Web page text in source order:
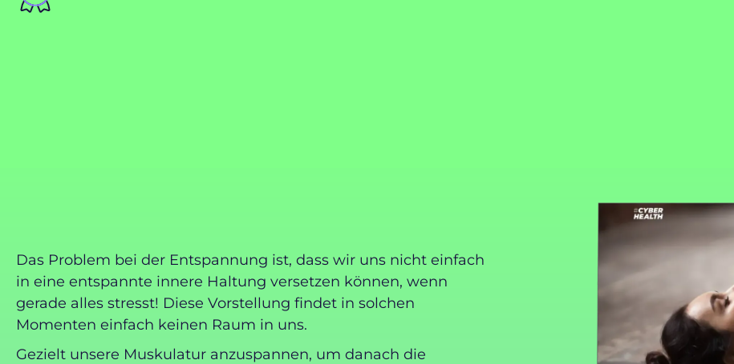
Das Problem bei der Entspannung ist, dass wir uns nicht einfach
in eine entspannte innere Haltung versetzen können, wenn
gerade alles stresst! Diese Vorstellung findet in solchen
Momenten einfach keinen Raum in uns.
Gezielt unsere Muskulatur anzuspannen, um danach die